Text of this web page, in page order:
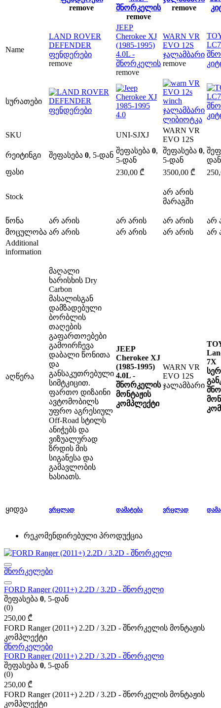
remove
შნორკელის
remove
remove
Name
LAND ROVER
DEFENDER
ფენდერები
remove
JEEP
Cherokee XJ
(1985-1995)
4.0L -
შნორკელის
remove
WARN VR
EVO 12S
ჯალამბარი
remove
სურათები
SKU UNI-SJXJ
WARN VR
EVO 12S
რეიტინგი
შეფასება 0, 5-დან
შეფასება 0,
5-დან
შეფასება 0,
5-დან
დან
ფასი
230,00 ₾ 3500,00 ₾
Stock
არ არის
მარაგში
წონა არ არის არ არის არ არის
არ
მოცულობა არ არის არ არის არ არის
არ
Additional
information
აღწერა
მაღალი
ხარისხის Dry
Carbon
მასალისგან
დამზადებული
ბორბლის
თაღების
გაფართოებები
გამოირჩევა
დაბალი წონითა
და
განსაკუთრებული
სიმტკიცით.
ფართო დიზაინი
ავტომობილს
უფრო აგრესიულ
Off-Road სტილს
ანიჭებს და
ვიზუალურად
ზრდის მის
სიგანესა და
გამავლობის
ხასიათს.
JEEP
Cherokee XJ
(1985-1995)
4.0L -
შნორკელის
მონტაჟის
კომპლექტი
WARN VR
EVO 12S
ჯალამბარი
7X
ყიდვა ᲕᲠᲪᲚᲐᲓ ᲓᲐᲛᲐᲢᲔᲑᲐ ᲕᲠᲪᲚᲐᲓ
რეკომენდირებული პროდუქცია
შნორკელები
FORD Ranger (2011+) 2.2D / 3.2D - შნორკელი
შეფასება 0, 5-დან
(0)
250,00 ₾
FORD Ranger (2011+) 2.2D / 3.2D - შნორკელის მონტაჟის
კომპლექტი
შნორკელები
FORD Ranger (2011+) 2.2D / 3.2D - შნორკელი
შეფასება 0, 5-დან
(0)
250,00 ₾
FORD Ranger (2011+) 2.2D / 3.2D - შნორკელის მონტაჟის
კომპლექტი